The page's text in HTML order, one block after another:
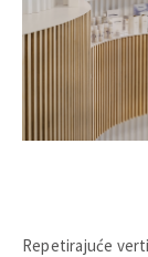
Repetirajuće